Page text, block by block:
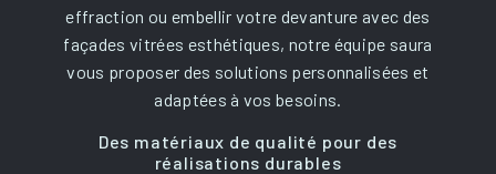
effraction ou embellir votre devanture avec des
façades vitrées esthétiques, notre équipe saura
vous proposer des solutions personnalisées et
adaptées à vos besoins.
Des matériaux de qualité pour des
réalisations durables